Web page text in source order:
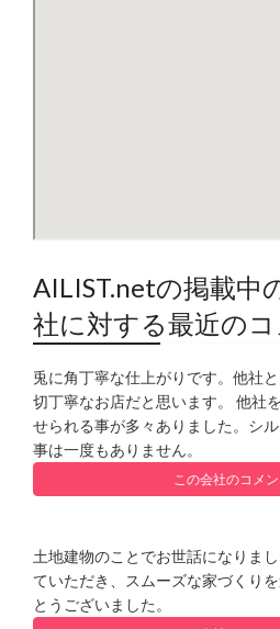
AILIST.netの掲載中
社に対する最近の
兎に角丁寧な仕上がりです。他社
切丁寧なお店だと思います。 他社
せられる事が多々ありました。シ
事は一度もありません。
この会社のコメ
土地建物のことでお世話になりま
ていただき、スムーズな家づくり
とうございました。